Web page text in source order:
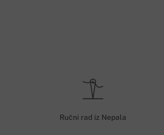
Ručni rad iz Nepala